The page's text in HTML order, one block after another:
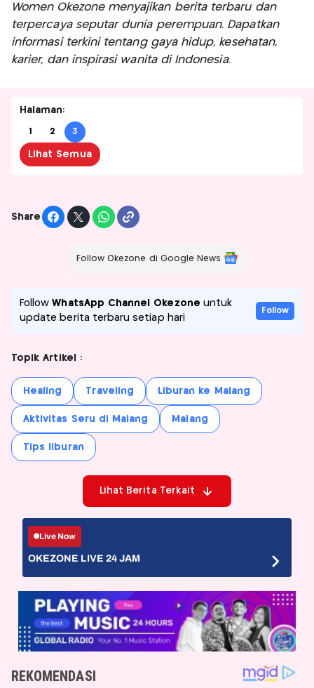
Women Okezone menyajikan berita terbaru dan
terpercaya seputar dunia perempuan. Dapatkan
informasi terkini tentang gaya hidup, kesehatan,
karier, dan inspirasi wanita di Indonesia.
Halaman:
1 2 3
Lihat Semua
Share
Follow Okezone di Google News
FollowWhatsApp Channel Okezone untuk
update berita terbaru setiap hari
Follow
Topik Artikel :
Healing Traveling Liburan ke Malang
Aktivitas Seru di Malang Malang
Tips liburan
Lihat Berita Terkait
Live Now
OKEZONE LIVE 24 JAM